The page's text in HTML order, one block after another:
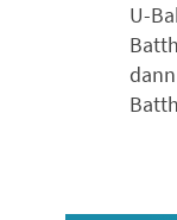
U-